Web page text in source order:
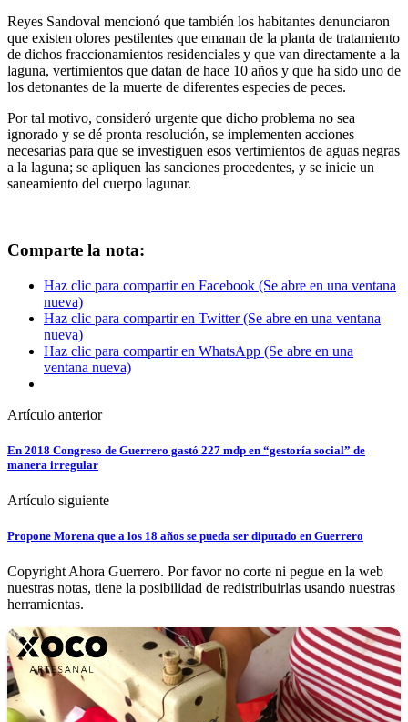
Reyes Sandoval mencionó que también los habitantes denunciaron
que existen olores pestilentes que emanan de la planta de tratamiento
de dichos fraccionamientos residenciales y que van directamente a la
laguna, vertimientos que datan de hace 10 años y que ha sido uno de
los detonantes de la muerte de diferentes especies de peces.
Por tal motivo, consideró urgente que dicho problema no sea
ignorado y se dé pronta resolución, se implementen acciones
necesarias para que se investiguen esos vertimientos de aguas negras
a la laguna; se apliquen las sanciones procedentes, y se inicie un
saneamiento del cuerpo lagunar.
Comparte la nota:
Haz clic para compartir en Facebook (Se abre en una ventana
nueva)
Haz clic para compartir en Twitter (Se abre en una ventana
nueva)
Haz clic para compartir en WhatsApp (Se abre en una
ventana nueva)
Artículo anterior
En 2018 Congreso de Guerrero gastó 227 mdp en “gestoría social” de
manera irregular
Artículo siguiente
Propone Morena que a los 18 años se pueda ser diputado en Guerrero
Copyright Ahora Guerrero. Por favor no corte ni pegue en la web
nuestras notas, tiene la posibilidad de redistribuirlas usando nuestras
herramientas.